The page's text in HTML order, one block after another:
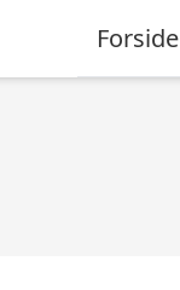
Forside